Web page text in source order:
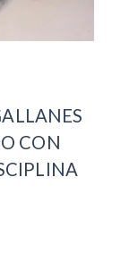
CON